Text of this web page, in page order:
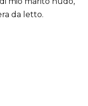
da letto.